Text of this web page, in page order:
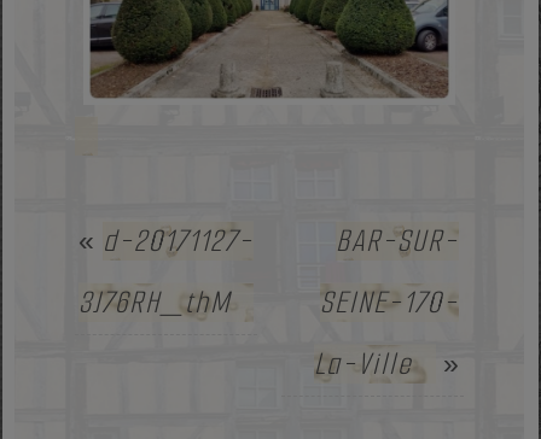
« d-20171127-
3J76RH_thM
BAR-SUR-
SEINE-170-
La-Ville
»